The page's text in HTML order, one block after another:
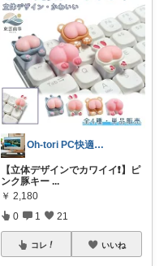
Oh-tori PC快適空間
【立体デザインでカワイイ❗️】ピ
ンク豚キー ...
￥ 2,180
0 1 21
コレ いいね